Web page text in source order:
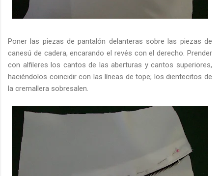
Poner las piezas de pantalón delanteras sobre las piezas de
canesú de cadera, encarando el revés con el derecho. Prender
con alfileres los cantos de las aberturas y cantos superiores,
haciéndolos coincidir con las líneas de tope; los dientecitos de
la cremallera sobresalen.